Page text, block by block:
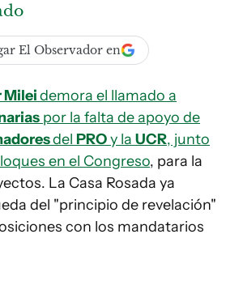
El Observador en
Mileidemora el llamado a
por la falta de apoyo de
del PROy la UCR, junto
en el Congreso, para la
La Casa Rosada ya
del "principio de revelación"
con los mandatarios